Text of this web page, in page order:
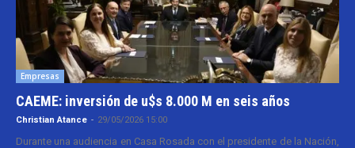
Empresas
CAEME: inversión de u$s 8.000 M en seis años
Christian Atance - 29/05/2026 15:00
Durante una audiencia en Casa Rosada con el presidente de la Nación,